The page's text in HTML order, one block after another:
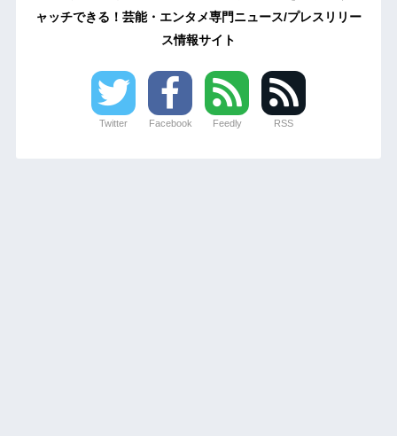
ャッチできる！芸能・エンタメ専門ニュース/プレスリリー
ス情報サイト
Twitter Facebook Feedly RSS